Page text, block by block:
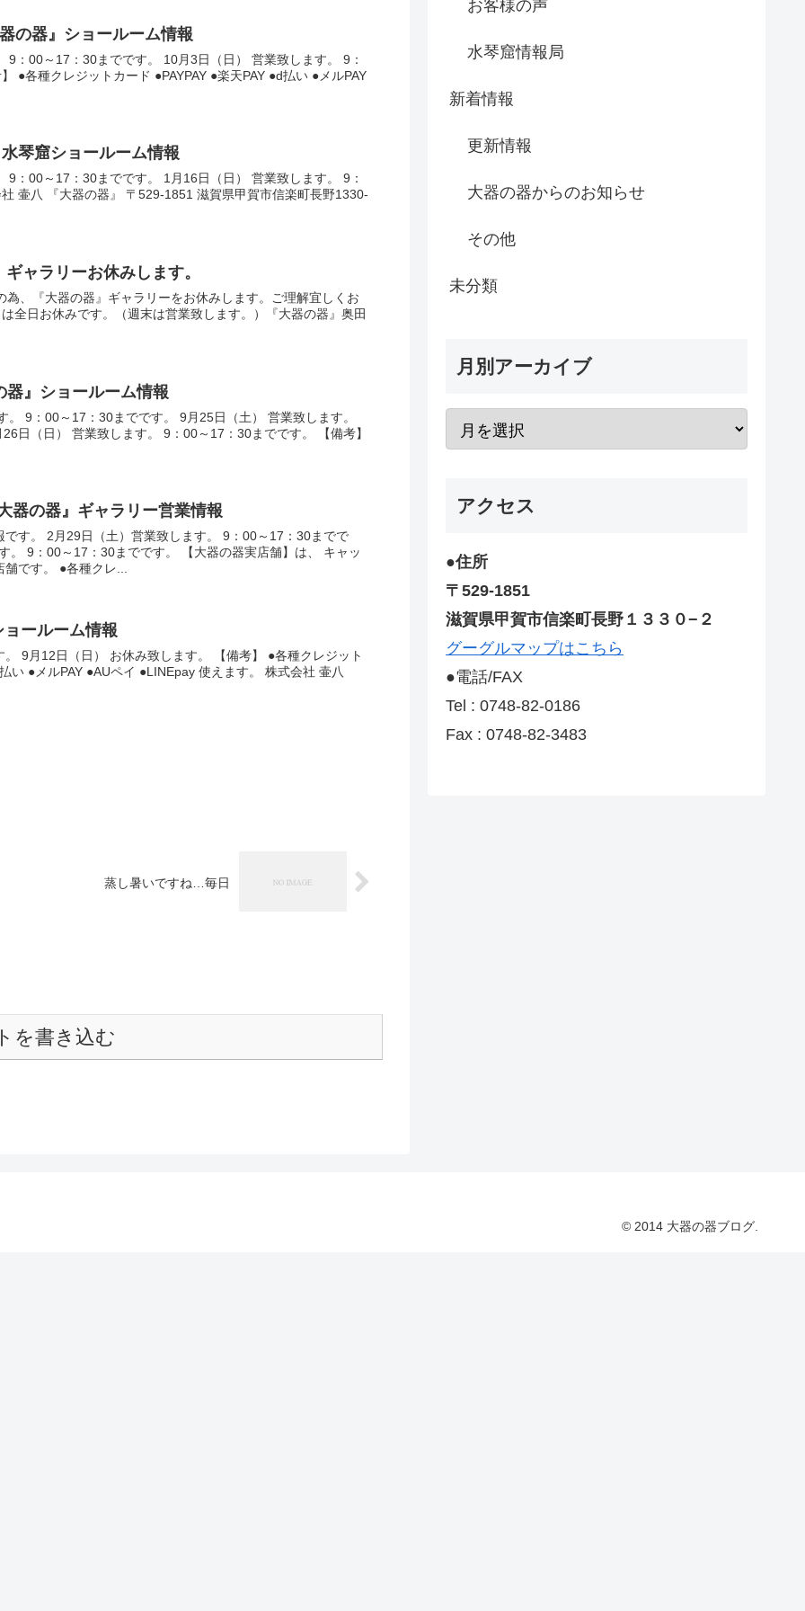
の器』ショールーム情報
9：00～17：30までです。 10月3日（日） 営業致します。 9：
●各種クレジットカード ●PAYPAY ●楽天PAY ●d払い ●メルPAY
琴窟ショールーム情報
9：00～17：30までです。 1月16日（日） 営業致します。 9：
壷八 『大器の器』 〒529-1851 滋賀県甲賀市信楽町長野1330-
ャラリーお休みします。
為、『大器の器』ギャラリーをお休みします。ご理解宜しくお
全日お休みです。（週末は営業致します。）『大器の器』奥田
器』ショールーム情報
。 9：00～17：30までです。 9月25日（土） 営業致します。
日（日） 営業致します。 9：00～17：30までです。 【備考】
器の器』ギャラリー営業情報
す。 2月29日（土）営業致します。 9：00～17：30までで
。 9：00～17：30までです。 【大器の器実店舗】は、 キャッ
舗です。 ●各種クレ...
ールーム情報
9月12日（日） お休み致します。 【備考】 ●各種クレジット
い ●メルPAY ●AUペイ ●LINEpay 使えます。 株式会社 壷八
蒸し暑いですね…毎日
を書き込む
お客様の声
水琴窟情報局
新着情報
更新情報
大器の器からのお知らせ
その他
未分類
月別アーカイブ
アクセス
●住所
〒529-1851
滋賀県甲賀市信楽町長野１３３０−２
グーグルマップはこちら
●電話/FAX
Tel : 0748-82-0186
Fax : 0748-82-3483
© 2014 大器の器ブログ.